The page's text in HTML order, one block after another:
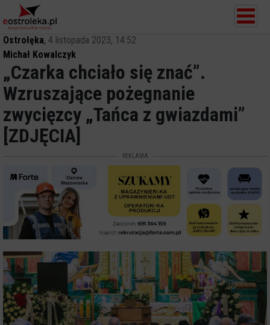
Ostrołęka, 4 listopada 2023, 14:52
Michał Kowalczyk
„Czarka chciało się znać”.
Wzruszające pożegnanie
zwycięzcy „Tańca z gwiazdami”
[ZDJĘCIA]
REKLAMA